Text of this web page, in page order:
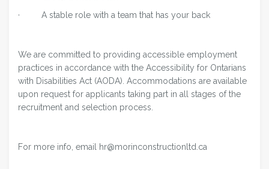
· A stable role with a team that has your back
We are committed to providing accessible employment
practices in accordance with the Accessibility for Ontarians
with Disabilities Act (AODA). Accommodations are available
upon request for applicants taking part in all stages of the
recruitment and selection process.
For more info, email hr@morinconstructionltd.ca